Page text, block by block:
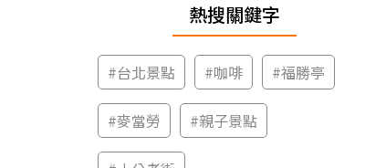
熱搜關鍵字
#台北景點 #咖啡 #福勝亭
#麥當勞 #親子景點